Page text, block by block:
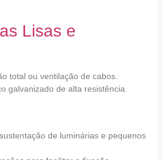
Lisas e
total ou ventilação de cabos.
galvanizado de alta resistência.
de luminárias e pequenos